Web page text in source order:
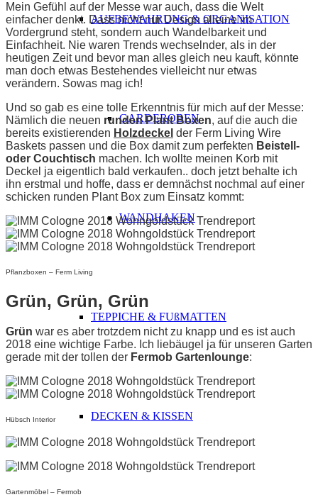
AUFBEWAHRUNG & ORGANISATION
GARDEROBEN
WANDHAKEN
TEPPICHE & FUßMATTEN
DECKEN & KISSEN
Mein Gefühl auf der Messe war auch, dass die Welt
einfacher denkt. Dass nicht nur Design alleine im
Vordergrund steht, sondern auch Wandelbarkeit und
Einfachheit. Nie waren Trends wechselnder, als in der
heutigen Zeit und bevor man alles gleich neu kauft, könnte
man doch etwas Bestehendes vielleicht nur etwas
verändern. Sowas mag ich!
Und so gab es eine tolle Erkenntnis für mich auf der Messe:
Nämlich die neuen runden Plant Boxen, auf die auch die
bereits existierenden Holzdeckel der Ferm Living Wire
Baskets passen und die Box damit zum perfekten Beistell-
oder Couchtisch machen. Ich wollte meinen Korb mit
Deckel ja eigentlich bald verkaufen.. doch jetzt behalte ich
ihn erstmal und hoffe, dass er demnächst nochmal auf einer
schicken runden Plant Box zum Einsatz kommt:
Pflanzboxen – Ferm Living
Grün, Grün, Grün
Grün war es aber trotzdem nicht zu knapp und es ist auch
2018 eine wichtige Farbe. Ich liebäugel ja für unseren Garten
gerade mit der tollen der Fermob Gartenlounge:
Hübsch Interior
Gartenmöbel – Fermob